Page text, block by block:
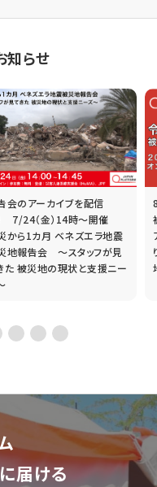
知らせ
会のアーカイブを配信
7/24（金）14時～開催
から1カ月 ベネズエラ地震
地報告会 ～スタッフが見
た 被災地の現状と支援ニー
届ける